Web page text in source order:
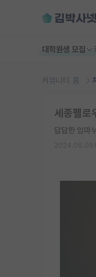
대학원생 모집
커뮤니티 홈
세종펠로
답답한 임마